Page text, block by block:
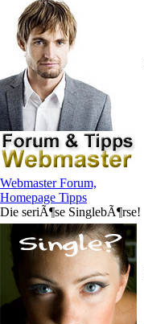
Webmaster Forum,
Homepage Tipps
Die seriÃ¶se SinglebÃ¶rse!